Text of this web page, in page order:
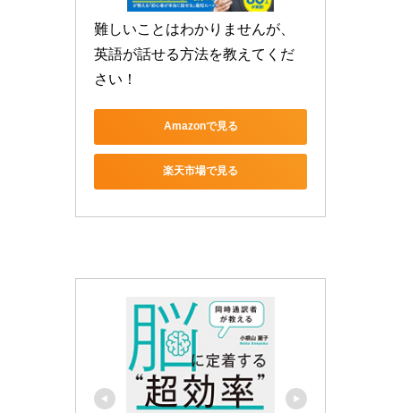
難しいことはわかりませんが、
英語が話せる方法を教えてくだ
さい！
Amazonで見る
楽天市場で見る